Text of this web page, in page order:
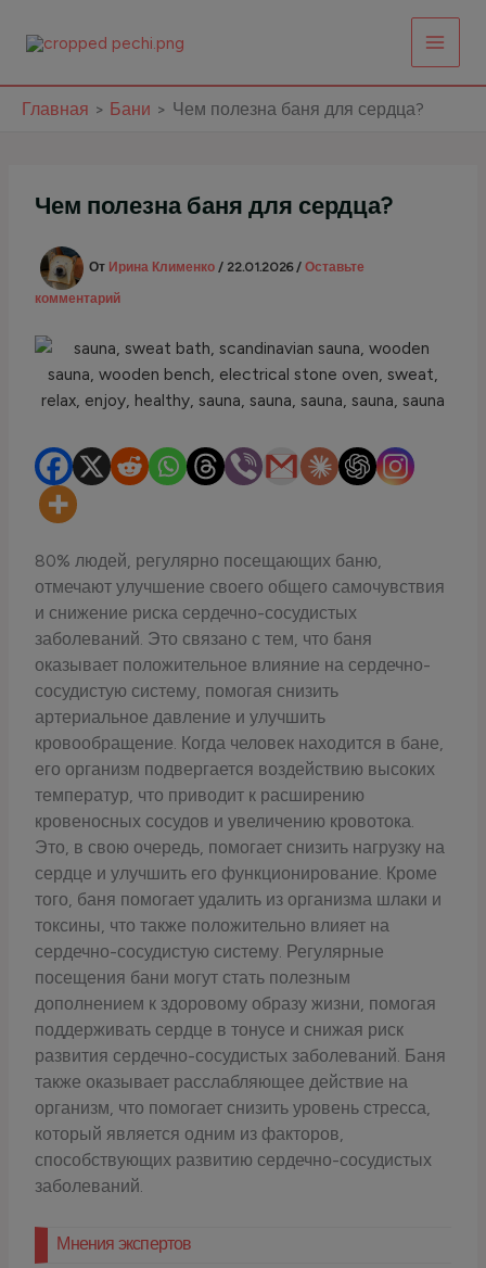
Главная Бани Чем полезна баня для сердца?
Чем полезна баня для сердца?
От Ирина Клименко/ 22.01.2026/Оставьте
комментарий
80% людей, регулярно посещающих баню,
отмечают улучшение своего общего самочувствия
и снижение риска сердечно-сосудистых
заболеваний. Это связано с тем, что баня
оказывает положительное влияние на сердечно-
сосудистую систему, помогая снизить
артериальное давление и улучшить
кровообращение. Когда человек находится в бане,
его организм подвергается воздействию высоких
температур, что приводит к расширению
кровеносных сосудов и увеличению кровотока.
Это, в свою очередь, помогает снизить нагрузку на
сердце и улучшить его функционирование. Кроме
того, баня помогает удалить из организма шлаки и
токсины, что также положительно влияет на
сердечно-сосудистую систему. Регулярные
посещения бани могут стать полезным
дополнением к здоровому образу жизни, помогая
поддерживать сердце в тонусе и снижая риск
развития сердечно-сосудистых заболеваний. Баня
также оказывает расслабляющее действие на
организм, что помогает снизить уровень стресса,
который является одним из факторов,
способствующих развитию сердечно-сосудистых
заболеваний.
Мнения экспертов